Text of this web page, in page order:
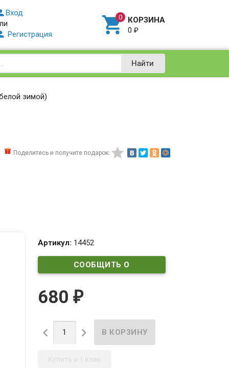
Вход
Регистрация  КОРЗИНА
0₽
Найти
зимой)
Поделитесь и получите подарок: 
Артикул: 14452
СООБЩИТЬ О
680 ₽
 